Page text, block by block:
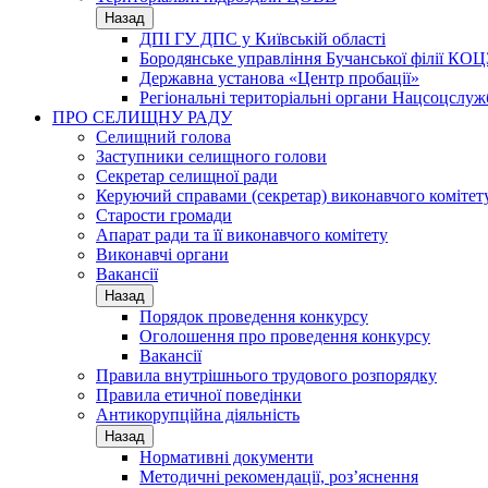
Назад
ДПІ ГУ ДПС у Київській області
Бородянське управління Бучанської філії
Державна установа «Центр пробації»
Регіональні територіальні органи
ПРО СЕЛИЩНУ РАДУ
Селищний голова
Заступники селищного голови
Секретар селищної ради
Керуючий справами (секретар) виконавчого
Старости громади
Апарат ради та її виконавчого комітету
Виконавчі органи
Вакансії
Назад
Порядок проведення конкурсу
Оголошення про проведення конкурсу
Вакансії
Правила внутрішнього трудового розпорядку
Правила етичної поведінки
Антикорупційна діяльність
Назад
Нормативні документи
Методичні рекомендації, роз’яснення